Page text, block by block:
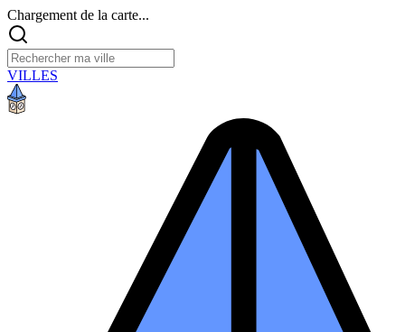
Chargement de la carte...
VILLES